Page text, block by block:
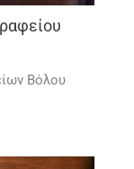
Βόλου